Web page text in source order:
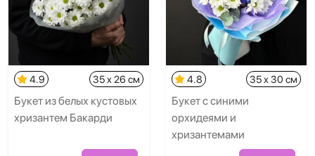
4.9 35 x 26 см
Букет из белых кустовых
хризантем Бакарди
4.8 35 x 30 см
Букет с синими
орхидеями и
хризантемами